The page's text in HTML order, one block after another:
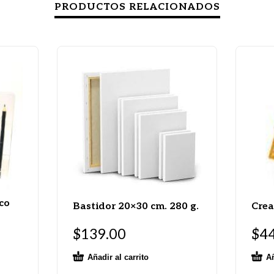
PRODUCTOS RELACIONADOS
Bastidor 20×30 cm. 280 g.
$139.00
Añadir al carrito
$